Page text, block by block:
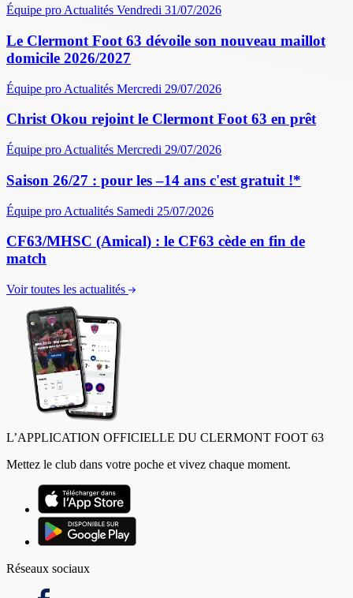
Équipe pro Actualités Vendredi 31/07/2026
Le Clermont Foot 63 dévoile son nouveau maillot
domicile 2026/2027
Équipe pro Actualités Mercredi 29/07/2026
Christ Okou rejoint le Clermont Foot 63 en prêt
Équipe pro Actualités Mercredi 29/07/2026
Saison 26/27 : pour les –14 ans c'est gratuit !*
Équipe pro Actualités Samedi 25/07/2026
CF63/MHSC (Amical) : le CF63 cède en fin de
match
Voir toutes les actualités
L’APPLICATION OFFICIELLE DU CLERMONT FOOT 63
Mettez le club dans votre poche et vivez chaque moment.
Réseaux sociaux